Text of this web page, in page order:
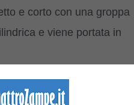
e corto con una groppa
e viene portata in